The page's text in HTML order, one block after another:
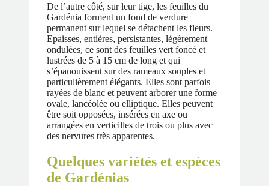
De l’autre côté, sur leur tige, les feuilles du
Gardénia forment un fond de verdure
permanent sur lequel se détachent les fleurs.
Epaisses, entières, persistantes, légèrement
ondulées, ce sont des feuilles vert foncé et
lustrées de 5 à 15 cm de long et qui
s’épanouissent sur des rameaux souples et
particulièrement élégants. Elles sont parfois
rayées de blanc et peuvent arborer une forme
ovale, lancéolée ou elliptique. Elles peuvent
être soit opposées, insérées en axe ou
arrangées en verticilles de trois ou plus avec
des nervures très apparentes.
Quelques variétés et espèces
de Gardénias